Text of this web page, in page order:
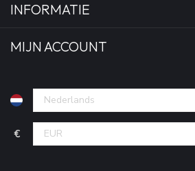
INFORMATIE
MIJN ACCOUNT
€